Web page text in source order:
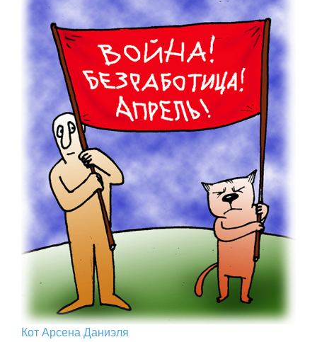
Кот Арcена Даниэля